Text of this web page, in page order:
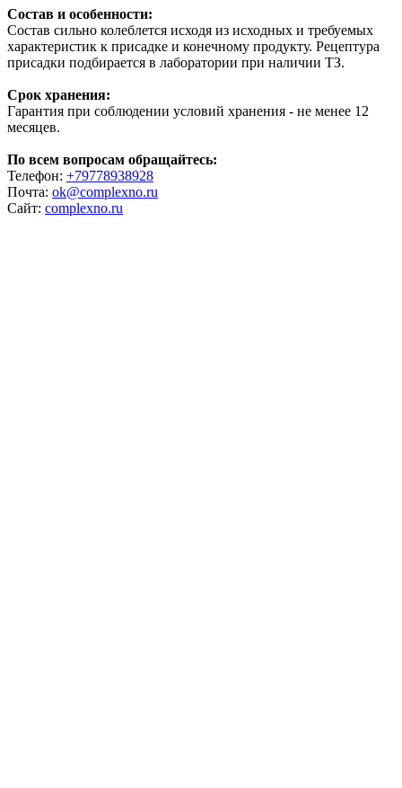
Состав и особенности:
Состав сильно колеблется исходя из исходных и требуемых
характеристик к присадке и конечному продукту. Рецептура
присадки подбирается в лаборатории при наличии ТЗ.
Срок хранения:
Гарантия при соблюдении условий хранения - не менее 12
месяцев.
По всем вопросам обращайтесь:
Телефон: +79778938928
Почта: ok@complexno.ru
Сайт: complexno.ru